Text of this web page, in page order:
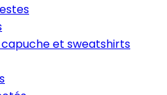
capuche et sweatshirts